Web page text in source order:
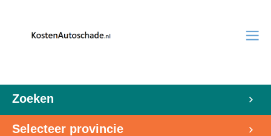
Zoeken
Selecteer provincie